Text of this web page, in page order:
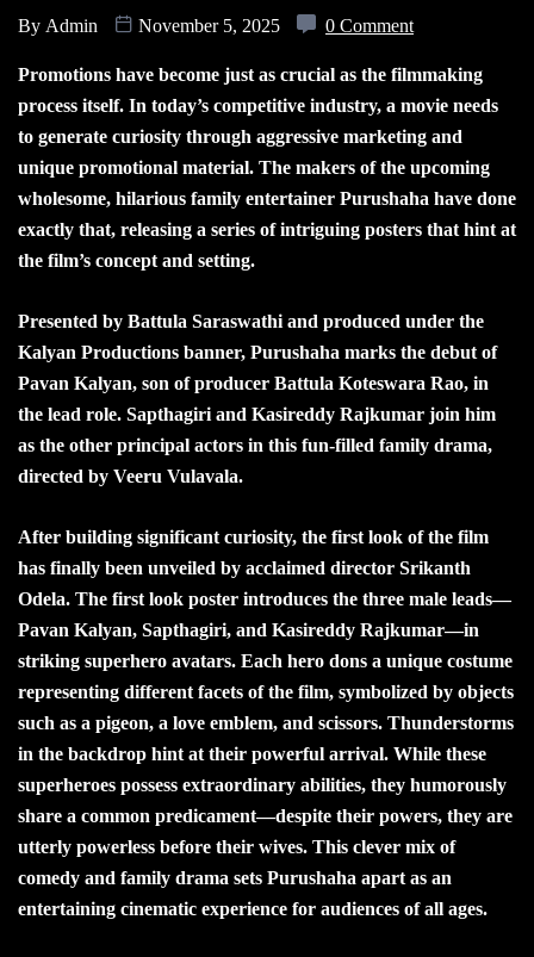
By Admin November 5, 2025 0 Comment
Promotions have become just as crucial as the filmmaking
process itself. In today’s competitive industry, a movie needs
to generate curiosity through aggressive marketing and
unique promotional material. The makers of the upcoming
wholesome, hilarious family entertainer Purushaha have done
exactly that, releasing a series of intriguing posters that hint at
the film’s concept and setting.
Presented by Battula Saraswathi and produced under the
Kalyan Productions banner, Purushaha marks the debut of
Pavan Kalyan, son of producer Battula Koteswara Rao, in
the lead role. Sapthagiri and Kasireddy Rajkumar join him
as the other principal actors in this fun-filled family drama,
directed by Veeru Vulavala.
After building significant curiosity, the first look of the film
has finally been unveiled by acclaimed director Srikanth
Odela. The first look poster introduces the three male leads—
Pavan Kalyan, Sapthagiri, and Kasireddy Rajkumar—in
striking superhero avatars. Each hero dons a unique costume
representing different facets of the film, symbolized by objects
such as a pigeon, a love emblem, and scissors. Thunderstorms
in the backdrop hint at their powerful arrival. While these
superheroes possess extraordinary abilities, they humorously
share a common predicament—despite their powers, they are
utterly powerless before their wives. This clever mix of
comedy and family drama sets Purushaha apart as an
entertaining cinematic experience for audiences of all ages.